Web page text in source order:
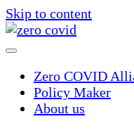
Skip to content
Zero COVID
Policy Maker
About us